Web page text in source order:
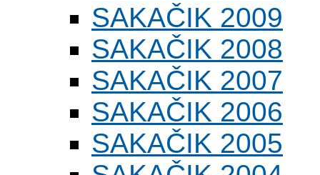
SAKAČIK 2009
SAKAČIK 2008
SAKAČIK 2007
SAKAČIK 2006
SAKAČIK 2005